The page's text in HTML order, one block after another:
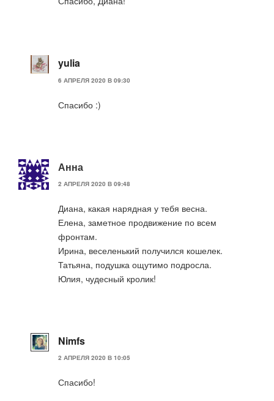
yulia
6 АПРЕЛЯ 2020 В 09:30
Спасибо :)
Анна
2 АПРЕЛЯ 2020 В 09:48
Диана, какая нарядная у тебя весна.
Елена, заметное продвижение по всем
фронтам.
Ирина, веселенький получился кошелек.
Татьяна, подушка ощутимо подросла.
Юлия, чудесный кролик!
Nimfs
2 АПРЕЛЯ 2020 В 10:05
Спасибо!